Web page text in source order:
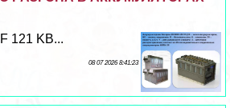
121 KB...
08 07 2026 8:41:23